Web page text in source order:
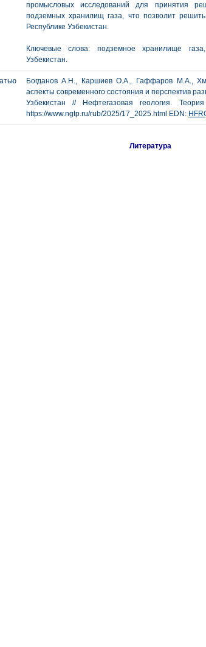
промысловых исследований для принятия
подземных хранилищ газа, что позволит
Республике Узбекистан.
Ключевые слова: подземное хранилище
Узбекистан.
Богданов А.Н., Каршиев О.А., Гаффаров М.А.,
аспекты современного состояния и перспектив
Узбекистан // Нефтегазовая геология.
https://www.ngtp.ru/rub/2025/17_2025.html EDN:
Литература